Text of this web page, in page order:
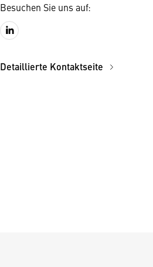
Besuchen Sie uns auf:
Detaillierte Kontaktseite